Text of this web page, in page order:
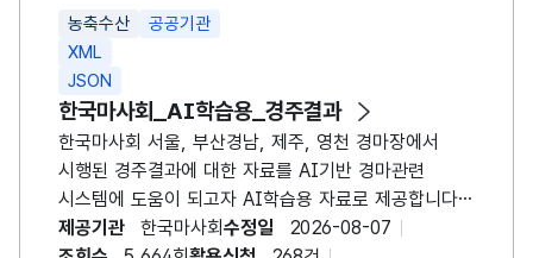
이후 영천경마 자료를 포함하여 제공되는 API 입니다.
농축수산
공공기관
XML
JSON
한국마사회_AI학습용_경주결과
한국마사회 서울, 부산경남, 제주, 영천 경마장에서
시행된 경주결과에 대한 자료를 AI기반 경마관련
시스템에 도움이 되고자 AI학습용 자료로 제공합니다.
(제공정보는 경마장명, 경주일자, 경주번호, 경주거리,
제공기관 한국마사회 수정일
2026-08-07